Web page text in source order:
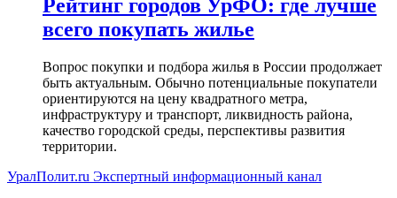
Рейтинг городов УрФО: где лучше
всего покупать жилье
Вопрос покупки и подбора жилья в России продолжает
быть актуальным. Обычно потенциальные покупатели
ориентируются на цену квадратного метра,
инфраструктуру и транспорт, ликвидность района,
качество городской среды, перспективы развития
территории.
УралПолит.ru Экспертный информационный канал